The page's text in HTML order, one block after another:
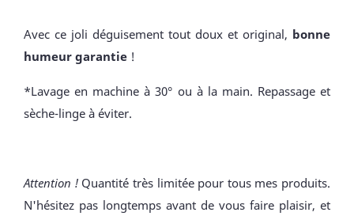
Avec ce joli déguisement tout doux et original, bonne
humeur garantie !
*Lavage en machine à 30° ou à la main. Repassage et
sèche-linge à éviter.
Attention !Quantité très limitée pour tous mes produits.
N'hésitez pas longtemps avant de vous faire plaisir, et